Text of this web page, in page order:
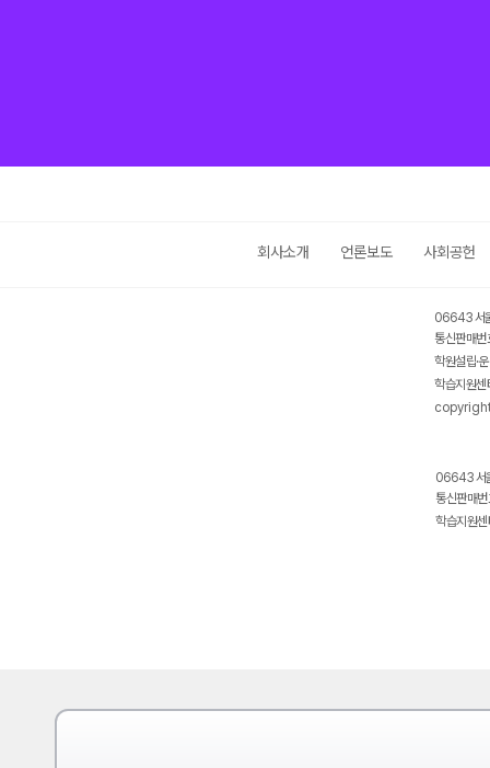
회사소개 언론보도 사회공헌
06643 서
통신판매
학원설립·
학습지원
06643 서
통신판매
학습지원